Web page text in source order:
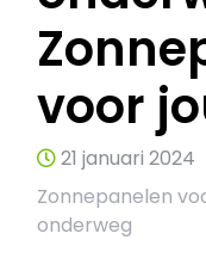
voor
21 januari 2024
Zonnepanelen
onderweg